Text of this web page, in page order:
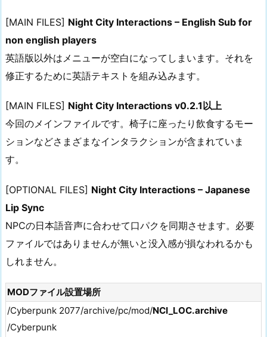
[MAIN FILES] Night City Interactions – English Sub for
non english players
英語版以外はメニューが空白になってしまいます。それを
修正するために英語テキストを組み込みます。
[MAIN FILES] Night City Interactions v0.2.1以上
今回のメインファイルです。椅子に座ったり飲食するモー
ションなどさまざまなインタラクションが含まれていま
す。
[OPTIONAL FILES] Night City Interactions – Japanese
Lip Sync
NPCの日本語音声に合わせて口パクを同期させます。必要
ファイルではありませんが無いと没入感が損なわれるかも
しれません。
MODファイル設置場所
/Cyberpunk 2077/archive/pc/mod/NCI_LOC.archive
/Cyberpunk